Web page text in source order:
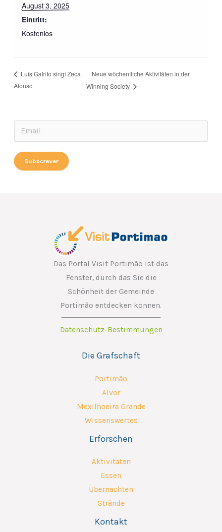
August 3, 2025
Eintritt:
Kostenlos
Luís Galrito singt Zeca
Afonso
Neue wöchentliche Aktivitäten in der
Winning Society
E
i
m
a
i
Subscrever
Das Portal Visit Portimão ist das
Fenster, durch das Sie die
Schönheit der Gemeinde
Portimão entdecken können.
Datenschutz-Bestimmungen
Die Grafschaft
Portimão
Alvor
Mexilhoeira Grande
Wissenswertes
Erforschen
Aktivitäten
Essen
Übernachten
Strände
Kontakt